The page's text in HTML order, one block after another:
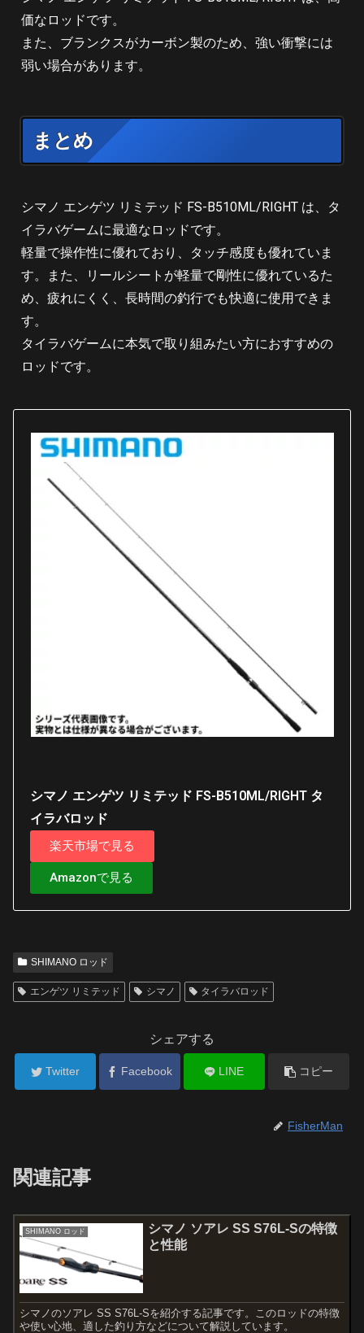
価なロッドです。
また、ブランクスがカーボン製のため、強い衝撃には
弱い場合があります。
まとめ
シマノ エンゲツ リミテッド FS-B510ML/RIGHT は、タ
イラバゲームに最適なロッドです。
軽量で操作性に優れており、タッチ感度も優れていま
す。また、リールシートが軽量で剛性に優れているた
め、疲れにくく、長時間の釣行でも快適に使用できま
す。
タイラバゲームに本気で取り組みたい方におすすめの
ロッドです。
シマノ エンゲツ リミテッド FS-B510ML/RIGHT タ
イラバロッド
楽天市場で見る
Amazonで見る
SHIMANO ロッド
エンゲツ リミテッド シマノ タイラバロッド
シェアする
Twitter Facebook LINE コピー
FisherMan
関連記事
SHIMANO ロッド
シマノ ソアレ SS S76L-Sの特徴
と性能
シマノのソアレ SS S76L-Sを紹介する記事です。このロッドの特徴
や使い心地、適した釣り方などについて解説しています。